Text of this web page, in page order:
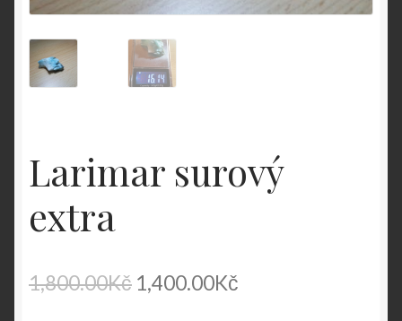
Larimar surový
extra
1,800.00Kč Original
1,400.00Kč